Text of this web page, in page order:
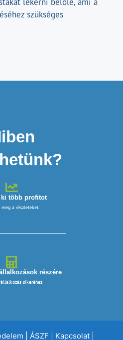
szükséges
ki több profitot
meg a részleteket
részére
sikeréhez
ÁSZF Kapcsolat|